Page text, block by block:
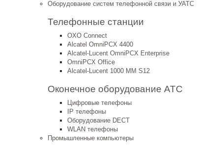
Оборудование систем телефонной связи и УАТС
Телефонные станции
OXO Connect
Alcatel OmniPCX 4400
Alcatel-Lucent OmniPCX Enterprise
OmniPCX Office
Alcatel-Lucent 1000 MM S12
Оконечное оборудование АТС
Цифровые телефоны
IP телефоны
Оборудование DECT
WLAN телефоны
Промышленные компьютеры